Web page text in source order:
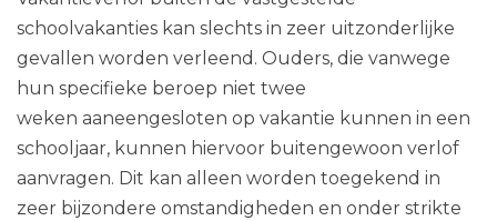
schoolvakanties kan slechts in zeer uitzonderlijke
gevallen worden verleend. Ouders, die vanwege
hun specifieke beroep niet twee
weken aaneengesloten op vakantie kunnen in een
schooljaar, kunnen hiervoor buitengewoon verlof
aanvragen. Dit kan alleen worden toegekend in
zeer bijzondere omstandigheden en onder strikte